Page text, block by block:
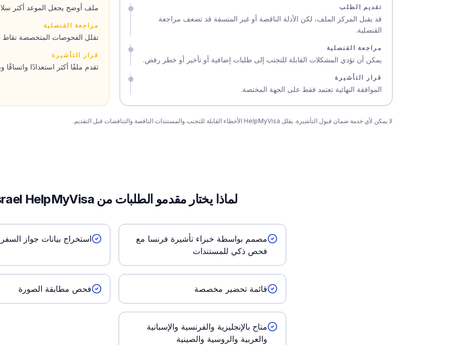
تقديم الطلب
قد يقبل المركز الملف، لكن الأدلة الناقصة أو غير المتسقة قد تضعف مراجعة
القنصلية.
مراجعة القنصلية
يمكن أن تؤدي المشكلات القابلة للتجنب إلى طلبات إضافية أو تأخير أو خطر رفض.
قرار التأشيرة
الموافقة النهائية تعتمد فقط على الجهة المختصة.
ملف أوضح يجعل الموعد أكثر
مراجعة القنصلية
تقلل الفحوصات المتخصصة نقاط
قرار التأشيرة
تقدم ملفًا أكثر استعدادًا واتساقًا
لا يمكن لأي خدمة ضمان قبول التأشيرة. يقلل HelpMyVisa الأخطاء القابلة للتجنب والمستندات الناقصة والتناقضات قبل التقديم.
لماذا يختار مقدمو الطلبات من Israel HelpMyVisa
مصمم بواسطة خبراء تأشيرة فرنسا مع
فحص ذكي للمستندات
استخراج بيانات جواز
قائمة تحضير مخصصة فحص مطابقة الصورة
متاح بالإنجليزية والفرنسية والإسبانية
والعربية والروسية والصينية